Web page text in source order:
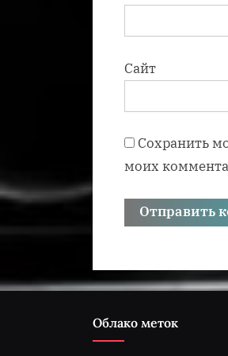
Сайт
Сохранить
моих
Облако меток